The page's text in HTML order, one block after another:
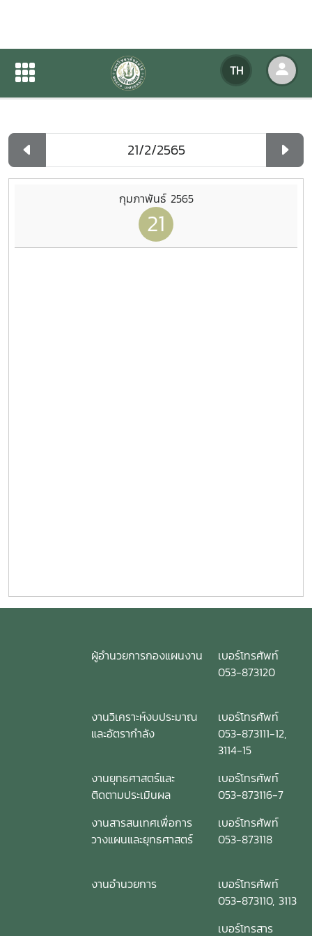
TH
ปฏิทินกิจกรรมของหน่วยงาน
ปฏิทินกิจกรรมของหน่วยงาน
กุมภาพันธ์ 2565
21
ผู้อำนวยการกองแผนงาน
เบอร์โทรศัพท์
053-873120
งานวิเคราะห์งบประมาณ
และอัตรากำลัง
เบอร์โทรศัพท์
053-873111-12,
3114-15
งานยุทธศาสตร์และ
ติดตามประเมินผล
เบอร์โทรศัพท์
053-873116-7
งานสารสนเทศเพื่อการ
วางแผนและยุทธศาสตร์
เบอร์โทรศัพท์
053-873118
งานอำนวยการ
เบอร์โทรศัพท์
053-873110, 3113
เบอร์โทรสาร